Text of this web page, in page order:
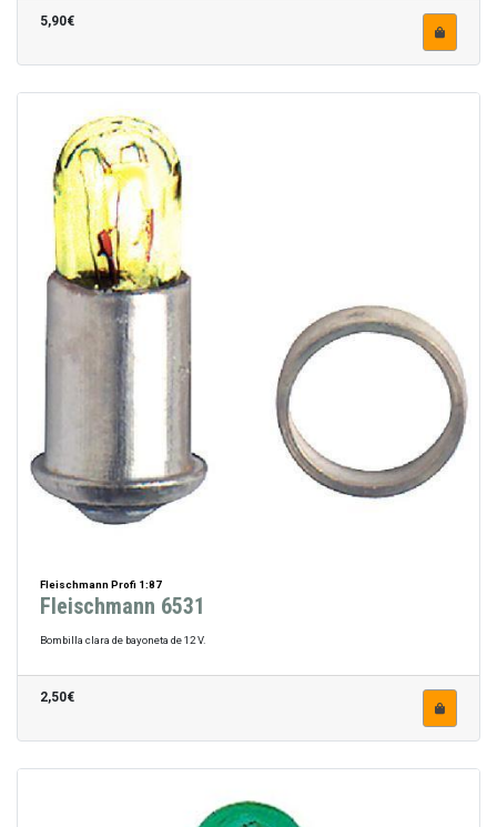
5,90€
Fleischmann Profi 1:87
Fleischmann 6531
Bombilla clara de bayoneta de 12 V.
2,50€